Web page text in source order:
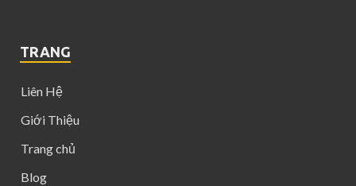
TRANG
Liên Hệ
Giới Thiệu
Trang chủ
Blog